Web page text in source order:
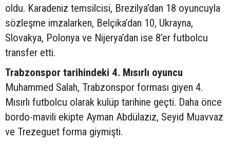
oldu. Karadeniz temsilcisi, Brezilya’dan 18 oyuncuyla
sözleşme imzalarken, Belçika’dan 10, Ukrayna,
Slovakya, Polonya ve Nijerya’dan ise 8’er futbolcu
transfer etti.
Trabzonspor tarihindeki 4. Mısırlı oyuncu
Muhammed Salah, Trabzonspor forması giyen 4.
Mısırlı futbolcu olarak kulüp tarihine geçti. Daha önce
bordo-mavili ekipte Ayman Abdülaziz, Seyid Muavvaz
ve Trezeguet forma giymişti.